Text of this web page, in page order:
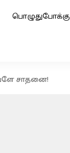
பொழுதுபோக்கு
சாதனை!